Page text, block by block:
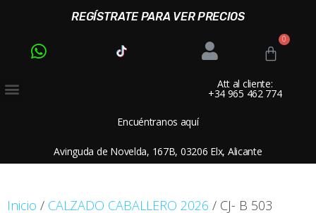
REGÍSTRATE PARA VER PRECIOS
Att al cliente:
+34 965 462 774
Encuéntranos aquí
Avinguda de Novelda, 167B, 03206 Elx, Alicante
Inicio / CALZADO CABALLERO 2026 / CJ- B 503